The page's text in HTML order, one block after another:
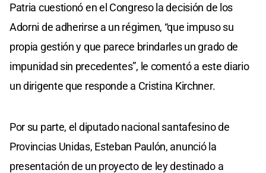
Patria cuestionó en el Congreso la decisión de los
Adorni de adherirse a un régimen, “que impuso su
propia gestión y que parece brindarles un grado de
impunidad sin precedentes”, le comentó a este diario
un dirigente que responde a Cristina Kirchner.
Por su parte, el diputado nacional santafesino de
Provincias Unidas, Esteban Paulón, anunció la
presentación de un proyecto de ley destinado a